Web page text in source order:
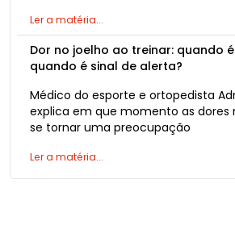
Ler a matéria...
Dor no joelho ao treinar: quando
quando é sinal de alerta?
Médico do esporte e ortopedista
explica em que momento as dores
se tornar uma preocupação
Ler a matéria...